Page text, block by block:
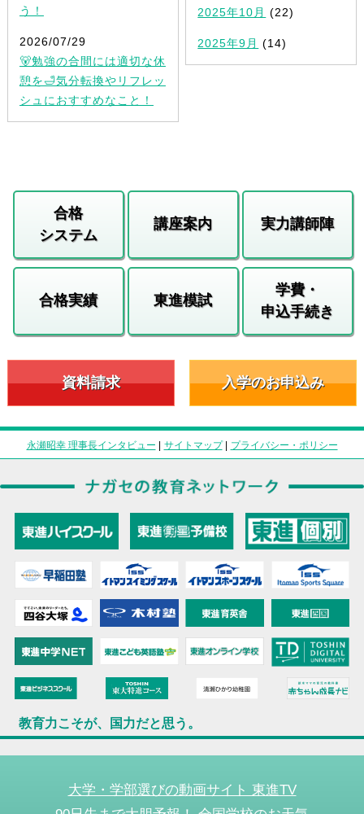
う！
2026/07/29
🐻勉強の合間には適切な休
憩を🛁気分転換やリフレッ
シュにおすすめなこと！
2025年10月 (22)
2025年9月 (14)
合格
システム
講座案内 実力講師陣
合格実績 東進模試
学費・
申込手続き
資料請求 入学のお申込み
永瀬昭幸 理事長インタビュー | サイトマップ| プライバシー・ポリシー
教育力こそが、国力だと思う。
大学・学部選びの動画サイト 東進TV